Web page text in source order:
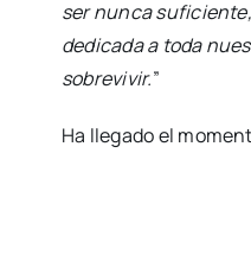
ser nunca
dedicada a toda
sobrevivir.”
Ha llegado el